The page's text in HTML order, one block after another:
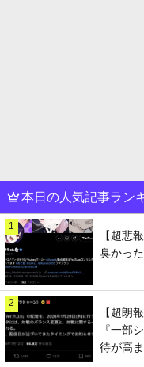
本日の人気記事ラン
1
【超悲
臭かった
2
【超朗
『一部
待が高